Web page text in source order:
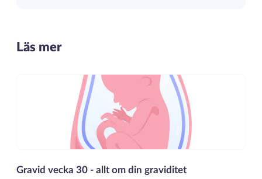
Läs mer
Gravid vecka 30 - allt om din graviditet